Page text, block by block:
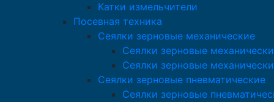
Катки измельчители
Посевная техника
Сеялки зерновые механические
Сеялки зерновые
Сеялки зерновые
Сеялки зерновые пневматические
Сеялки зерновые